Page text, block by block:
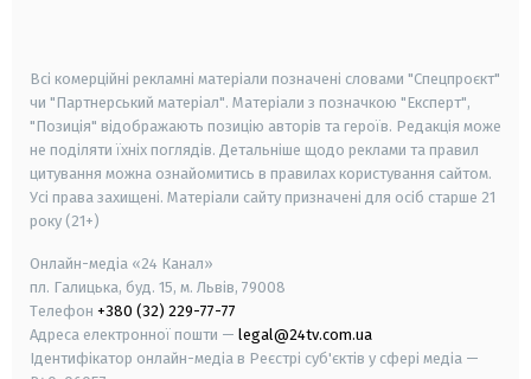
Всі комерційні рекламні матеріали позначені словами "Спецпроєкт"
чи "Партнерський матеріал". Матеріали з позначкою "Експерт",
"Позиція" відображають позицію авторів та героїв. Редакція може
не поділяти їхніх поглядів. Детальніше щодо реклами та правил
цитування можна ознайомитись в правилах користування сайтом.
Усі права захищені. Матеріали сайту призначені для осіб старше 21
року (21+)
Онлайн-медіа «24 Канал»
пл. Галицька, буд. 15, м. Львів, 79008
Телефон +380 (32) 229-77-77
Адреса електронної пошти — legal@24tv.com.ua
Ідентифікатор онлайн-медіа в Реєстрі суб'єктів у сфері медіа —